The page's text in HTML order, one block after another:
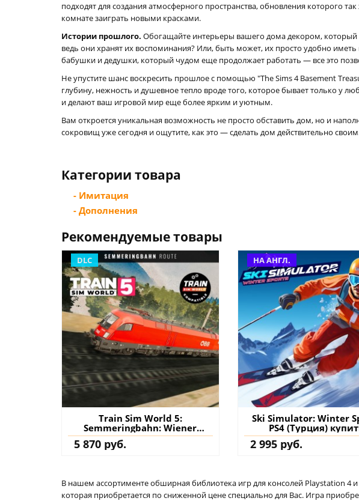
подходят для создания атмосферного пространства, обновления которого
комнате заиграть новыми красками.
Истории прошлого. Обогащайте интерьеры вашего дома декором,
ведь они хранят их воспоминания? Или, быть может, их просто удобно
бабушки и дедушки, который чудом еще продолжает работать — все это
Не упустите шанс воскресить прошлое с помощью "The Sims 4 Basement
глубину, нежность и душевное тепло вроде того, которое бывает только у
и делают ваш игровой мир еще более ярким и уютным.
Вам откроется уникальная возможность не просто обставить дом, но и
сокровищ уже сегодня и ощутите, как это — сделать дом действительно
Категории товара
- Имитация
- Дополнения
Рекомендуемые товары
DLC
Train Sim World 5:
Semmeringbahn: Wiener
Neustadt - Mürzzuschlag Route
Add-On PS4 & PS5 (Турция)
5 870 руб.
НА АНГЛ.
Ski Simulator: Winter
PS4 (Турция)
2 995 руб.
В нашем ассортименте обширная библиотека игр для консолей Playstation 4
которая приобретается по сниженной цене специально для Вас. Игра